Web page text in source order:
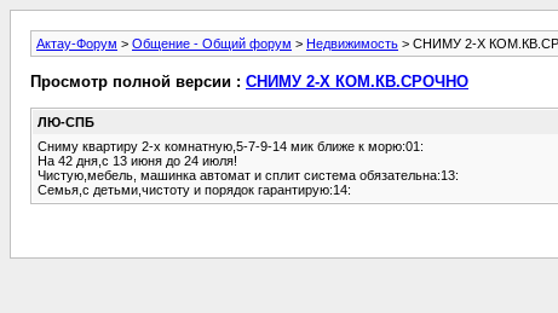
Актау-Форум > Общение - Общий форум > Недвижимость > СНИМУ 2-Х
Просмотр полной версии : СНИМУ 2-Х КОМ.КВ.СРОЧНО
ЛЮ-СПБ
Сниму квартиру 2-х комнатную,5-7-9-14 мик ближе к морю:01:
На 42 дня,с 13 июня до 24 июля!
Чистую,мебель, машинка автомат и сплит система обязательна:13:
Семья,с детьми,чистоту и порядок гарантирую:14: